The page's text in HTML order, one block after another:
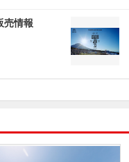
売情報